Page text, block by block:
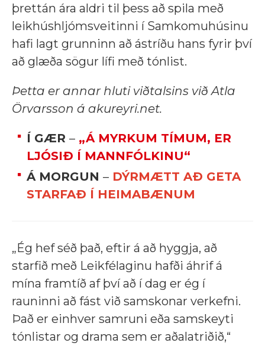
þrettán ára aldri til þess að spila með
leikhúshljómsveitinni í Samkomuhúsinu
hafi lagt grunninn að ástríðu hans fyrir því
að glæða sögur lífi með tónlist.
Þetta er annar hluti viðtalsins við Atla
Örvarsson á akureyri.net.
Í GÆR – „Á MYRKUM TÍMUM, ER
LJÓSIÐ Í MANNFÓLKINU“
Á MORGUN – DÝRMÆTT AÐ GETA
STARFAÐ Í HEIMABÆNUM
„Ég hef séð það, eftir á að hyggja, að
starfið með Leikfélaginu hafði áhrif á
mína framtíð af því að í dag er ég í
rauninni að fást við samskonar verkefni.
Það er einhver samruni eða samskeyti
tónlistar og drama sem er aðalatriðið,“